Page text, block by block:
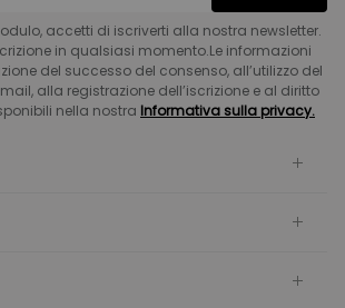
accetti di iscriverti alla nostra newsletter.
in qualsiasi momento.Le informazioni
del successo del consenso, all’utilizzo del
alla registrazione dell’iscrizione e al diritto
nella nostra Informativa sulla privacy.